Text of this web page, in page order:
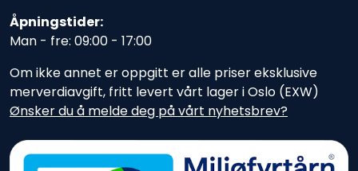
Åpningstider:
Man - fre: 09:00 - 17:00
Om ikke annet er oppgitt er alle priser eksklusive
merverdiavgift, fritt levert vårt lager i Oslo (EXW)
Ønsker du å melde deg på vårt nyhetsbrev?